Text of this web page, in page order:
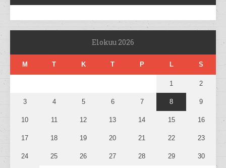
Elokuu 2026
M T K T P L S
1 2
3 4 5 6 7 8 9
10 11 12 13 14 15 16
17 18 19 20 21 22 23
24 25 26 27 28 29 30